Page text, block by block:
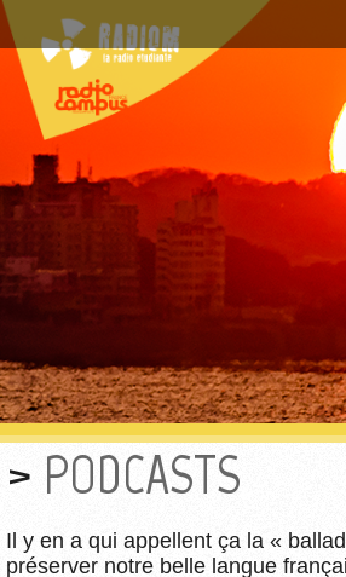
PODCASTS
Il y en a qui appellent ça la «
préserver notre belle langue